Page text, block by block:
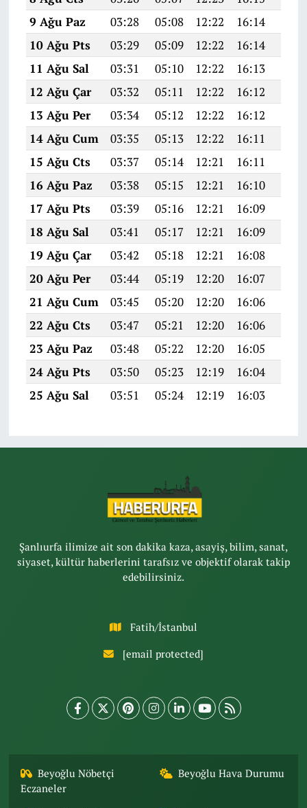
9 Ağu Paz
03:28 05:08 12:22 16:14
10 Ağu Pts
03:29 05:09 12:22 16:14
11 Ağu Sal
03:31 05:10 12:22 16:13
12 Ağu Çar
03:32 05:11 12:22 16:12
13 Ağu Per
03:34 05:12 12:22 16:12
14 Ağu Cum
03:35 05:13 12:22 16:11
15 Ağu Cts
03:37 05:14 12:21 16:11
16 Ağu Paz
03:38 05:15 12:21 16:10
17 Ağu Pts
03:39 05:16 12:21 16:09
18 Ağu Sal
03:41 05:17 12:21 16:09
19 Ağu Çar
03:42 05:18 12:21 16:08
20 Ağu Per
03:44 05:19 12:20 16:07
21 Ağu Cum
03:45 05:20 12:20 16:06
22 Ağu Cts
03:47 05:21 12:20 16:06
23 Ağu Paz
03:48 05:22 12:20 16:05
24 Ağu Pts
03:50 05:23 12:19 16:04
25 Ağu Sal
03:51 05:24 12:19 16:03
Şanlıurfa ilimize ait son dakika kaza, asayiş, bilim, sanat,
siyaset, kültür haberlerini tarafsız ve objektif olarak takip
edebilirsiniz.
Fatih/İstanbul
[email protected]
Beyoğlu Nöbetçi
Eczaneler
Beyoğlu Hava Durumu